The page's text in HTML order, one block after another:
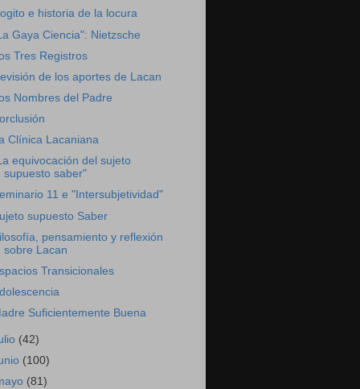
e historia de la locura
Gaya Ciencia": Nietzsche
Tres Registros
de los aportes de Lacan
Nombres del Padre
Clínica Lacaniana
equivocación del sujeto
supuesto saber"
11 e "Intersubjetividad"
supuesto Saber
pensamiento y reflexión
sobre Lacan
Transicionales
Suficientemente Buena
(42)
(100)
(81)